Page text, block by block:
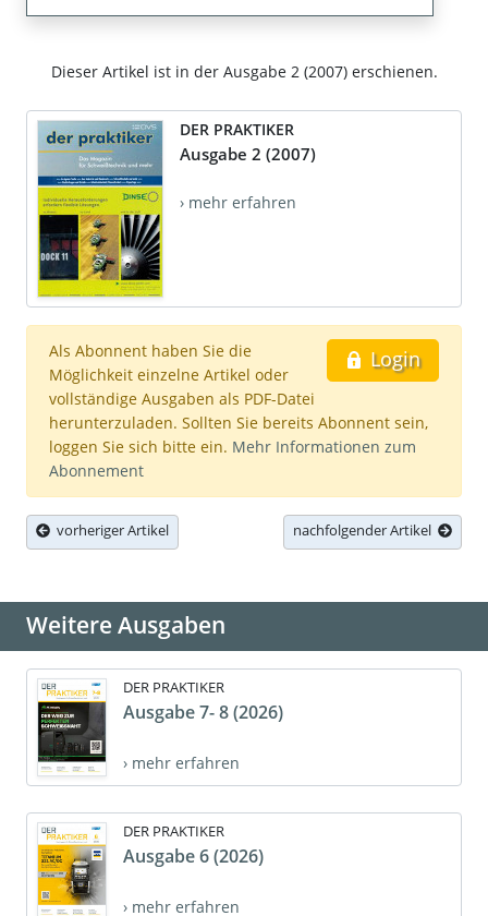
Dieser Artikel ist in der Ausgabe 2 (2007) erschienen.
DER PRAKTIKER
Ausgabe 2 (2007)
› mehr erfahren
Login
Als Abonnent haben Sie die
Möglichkeit einzelne Artikel oder
vollständige Ausgaben als PDF-Datei
herunterzuladen. Sollten Sie bereits Abonnent sein,
loggen Sie sich bitte ein. Mehr Informationen zum
Abonnement
vorheriger Artikel nachfolgender Artikel
Weitere Ausgaben
DER PRAKTIKER
Ausgabe 7- 8 (2026)
› mehr erfahren
DER PRAKTIKER
Ausgabe 6 (2026)
› mehr erfahren